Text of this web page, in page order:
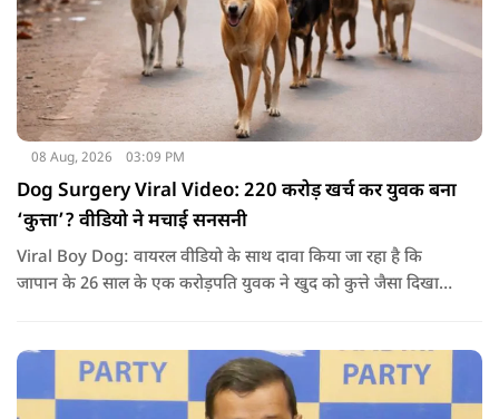
08 Aug, 2026 03:09 PM
Dog Surgery Viral Video: 220 करोड़ खर्च कर युवक बना
‘कुत्ता’? वीडियो ने मचाई सनसनी
Viral Boy Dog: वायरल वीडियो के साथ दावा किया जा रहा है कि
जापान के 26 साल के एक करोड़पति युवक ने खुद को कुत्ते जैसा दिखाने
करवाईं और अब वह कुत्ते की तरह दिखने, चलने और रहने की कोशिश
करता है.